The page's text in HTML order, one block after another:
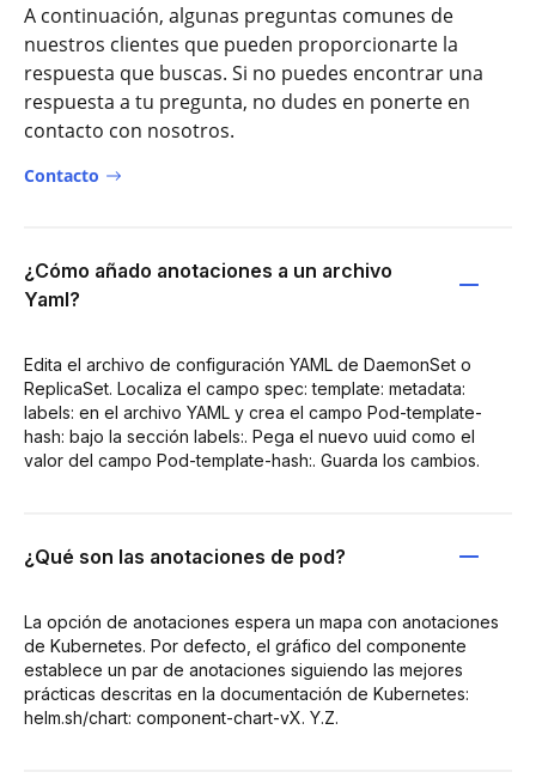
A continuación, algunas preguntas comunes de
nuestros clientes que pueden proporcionarte la
respuesta que buscas. Si no puedes encontrar una
respuesta a tu pregunta, no dudes en ponerte en
contacto con nosotros.
Contacto
¿Cómo añado anotaciones a un archivo
Yaml?
Edita el archivo de configuración YAML de DaemonSet o
ReplicaSet. Localiza el campo spec: template: metadata:
labels: en el archivo YAML y crea el campo Pod-template-
hash: bajo la sección labels:. Pega el nuevo uuid como el
valor del campo Pod-template-hash:. Guarda los cambios.
¿Qué son las anotaciones de pod?
La opción de anotaciones espera un mapa con anotaciones
de Kubernetes. Por defecto, el gráfico del componente
establece un par de anotaciones siguiendo las mejores
prácticas descritas en la documentación de Kubernetes:
helm.sh/chart: component-chart-vX. Y.Z.